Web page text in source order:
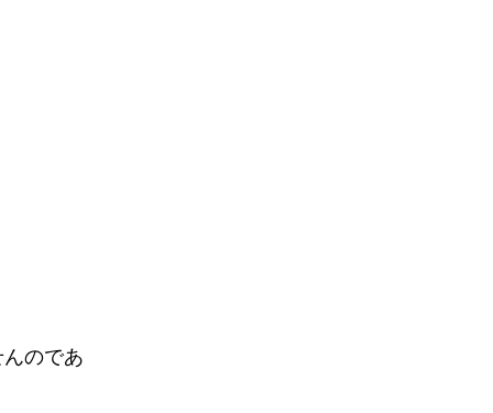
のであ